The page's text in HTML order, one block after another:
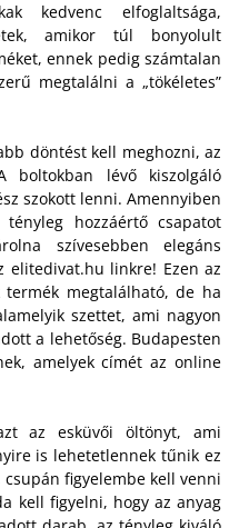
kedvenc elfoglaltsága,
amikor túl bonyolult
ennek pedig számtalan
megtalálni a „tökéletes”
döntést kell meghozni, az
boltokban lévő kiszolgáló
szokott lenni. Amennyiben
hozzáértő csapatot
szívesebben elegáns
elitedivat.hu linkre! Ezen az
megtalálható, de ha
szettet, ami nagyon
a lehetőség. Budapesten
amelyek címét az online
az esküvői öltönyt, ami
is lehetetlennek tűnik ez
figyelembe kell venni
kell figyelni, hogy az anyag